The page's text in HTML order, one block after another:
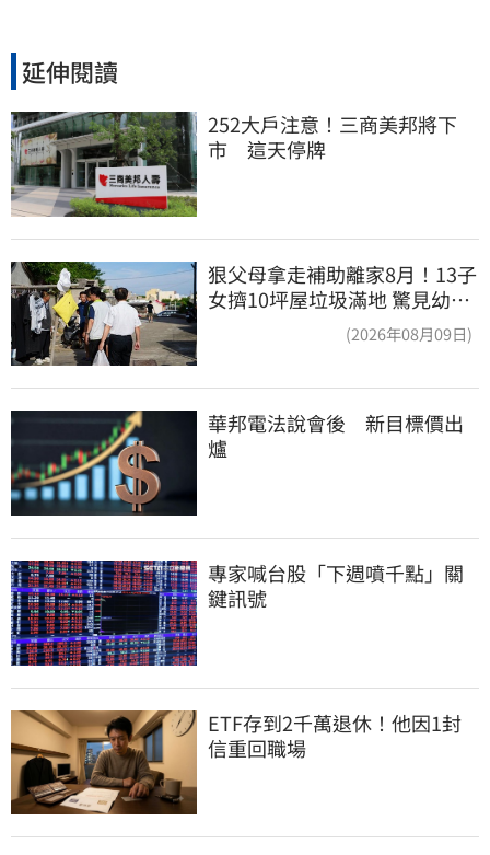
延伸閱讀
252大戶注意！三商美邦將下
市　這天停牌
狠父母拿走補助離家8月！13子
女擠10坪屋垃圾滿地 驚見幼童
(2026年08月09日)
華邦電法說會後　新目標價出
爐
專家喊台股「下週噴千點」關
鍵訊號
ETF存到2千萬退休！他因1封
信重回職場